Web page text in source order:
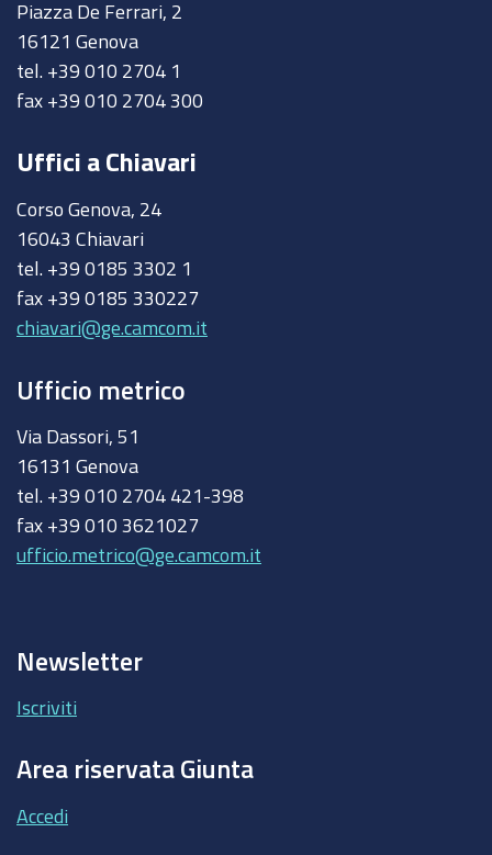
Piazza De Ferrari, 2
16121 Genova
tel. +39 010 2704 1
fax +39 010 2704 300
Uffici a Chiavari
Corso Genova, 24
16043 Chiavari
tel. +39 0185 3302 1
fax +39 0185 330227
chiavari@ge.camcom.it
Ufficio metrico
Via Dassori, 51
16131 Genova
tel. +39 010 2704 421-398
fax +39 010 3621027
ufficio.metrico@ge.camcom.it
Newsletter
Iscriviti
Area riservata Giunta
Accedi